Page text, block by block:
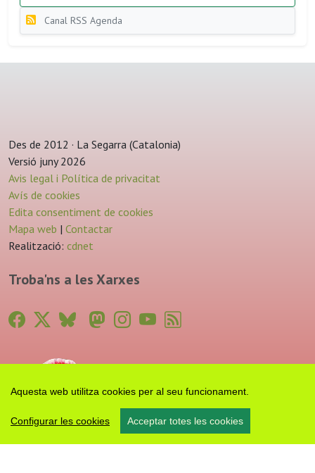
Aquesta web utilitza cookies per al seu funcionament.
Configurar les cookies Acceptar totes les cookies
Canal RSS Agenda
Des de 2012 · La Segarra (Catalonia)
Versió juny 2026
Avis legal i Política de privacitat
Avís de cookies
Edita consentiment de cookies
Mapa web | Contactar
Realització: cdnet
Troba'ns a les Xarxes